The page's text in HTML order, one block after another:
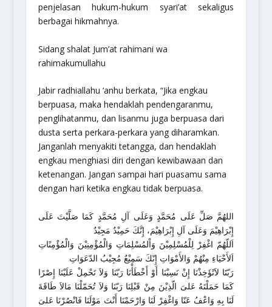
penjelasan hukum-hukum syari’at sekaligus
berbagai hikmahnya.
Sidang shalat Jum’at rahimani wa
rahimakumullahu
Jabir radhiallahu ‘anhu berkata, “Jika engkau
berpuasa, maka hendaklah pendengaranmu,
penglihatanmu, dan lisanmu juga berpuasa dari
dusta serta perkara-perkara yang diharamkan.
Janganlah menyakiti tetangga, dan hendaklah
engkau menghiasi diri dengan kewibawaan dan
ketenangan. Jangan sampai hari puasamu sama
dengan hari ketika engkau tidak berpuasa.
اللهُمَّ صَلِّ عَلَى مُحَمَّدٍ وَعَلَى آلِ مُحَمَّدٍ كَمَا صَلَّيْتَ عَلَى
إِبْرَاهِيْمَ وَعَلَى آلِ إِبْرَاهِيْمَ، إِنَّكَ حَمِيْدٌ مَجِيْدٌ
اَللّهُمّ اغْفِرْ لِلْمُسْلِمِيْنَ وَاْلمُسْلِمَاتِ وَالْمُؤْمِنِيْنَ وَالْمُؤْمِنًاتِ
اَلأَحْيَاءِ مِنْهُمْ وَالأَمْوَاتِ إِنّكَ سَمِيْعٌ مُجِيْبُ الدّعَوَاتِ
رَبّنََا لاَتًؤَخِذْنَا إِنْ نَسِيْنَا أَوْ أَخْطَأْنَا رَبّنَا وَلاَ تَحْمِلْ عَلَيْنَا إِصْرًا
كَمَا حَمَلْتَهُ عَلىَ الّذِيْنَ مِنْ قَبْلِنَا رَبّنَا وَلاَ تُحَمّلْنَا مَالاَ طَاقَةَ
لَنَا بِهِ وَاعْفُ عَنّا وَاغْفِرْ لَنَا وَارْحَمْنَا أَنْتَ مَوْلَنَا فَانْصُرْنَا عَلىَ